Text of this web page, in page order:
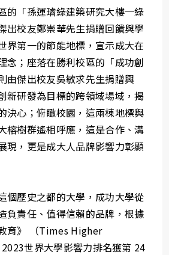
的「孫運璿綠建築研究大樓─綠
出校友鄭崇華先生捐贈回饋與學
界第一的節能地標，宣示成大在
念；座落在勝利校區的「成功創
由傑出校友吳敏求先生捐贈興
新研發為目標的跨領域場域，揭
決心；俯瞰校園，這兩棟地標與
榕樹群遙相呼應，這是合作、溝
現，更是成大人品牌影響力彰顯
個歷史之都的大學，成功大學從
負責任、值得信賴的品牌，根據
育》 （Times Higher
世界大學影響力排名獲第 24